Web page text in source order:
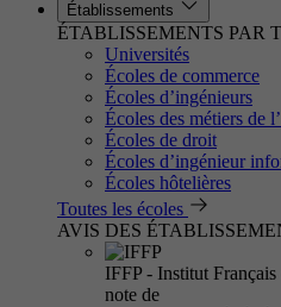
Établissements
ÉTABLISSEMENTS PAR
Universités
Écoles de commerce
Écoles d’ingénieurs
Écoles des métiers de
Écoles de droit
Écoles d’ingénieur
Écoles hôtelières
Toutes les écoles
AVIS DES
IFFP - Institut
note de